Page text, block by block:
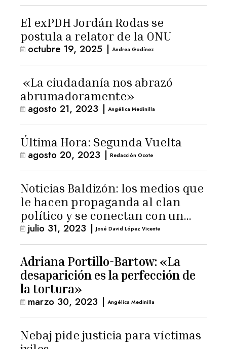
El exPDH Jordán Rodas se
postula a relator de la ONU
octubre 19, 2025 | Andrea Godínez
«La ciudadanía nos abrazó
abrumadoramente»
agosto 21, 2023 | Angélica Medinilla
Última Hora: Segunda Vuelta
agosto 20, 2023 | Redacción Ocote
Noticias Baldizón: los medios que
le hacen propaganda al clan
político y se conectan con un
hombre de confianza de
Giammattei
julio 31, 2023 | José David López Vicente
Adriana Portillo-Bartow: «La
desaparición es la perfección de
la tortura»
marzo 30, 2023 | Angélica Medinilla
Nebaj pide justicia para víctimas